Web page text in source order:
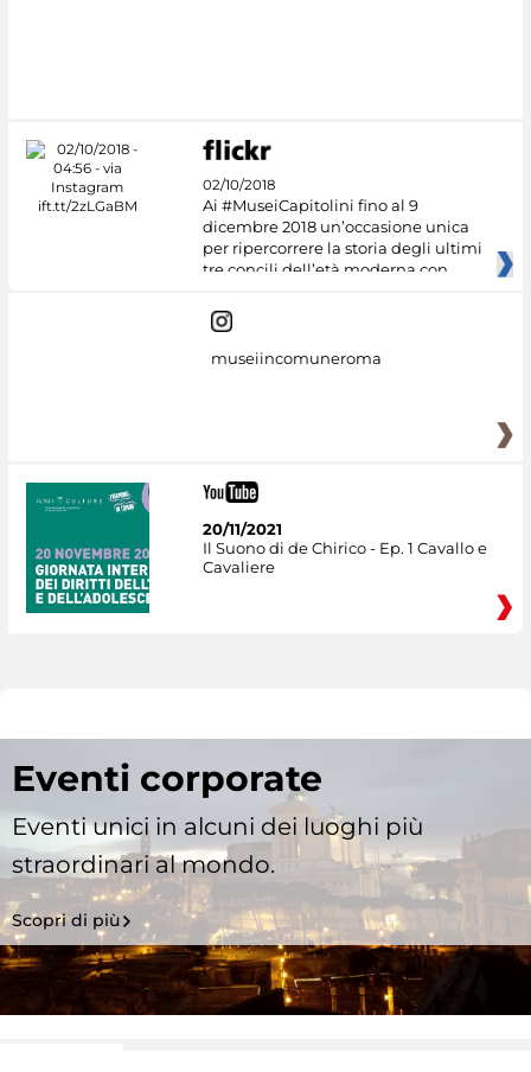
02/10/2018
Ai #MuseiCapitolini fino al 9
dicembre 2018 un’occasione unica
per ripercorrere la storia degli ultimi
tre concili dell’età moderna con
museiincomuneroma
20/11/2021
Il Suono di de Chirico - Ep. 1 Cavallo e
Cavaliere
Eventi corporate
Eventi unici in alcuni dei luoghi più
straordinari al mondo.
Scopri di più